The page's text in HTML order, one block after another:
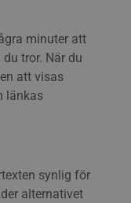
minuter att
tror. När du
att visas
länkas
synlig för
alternativet